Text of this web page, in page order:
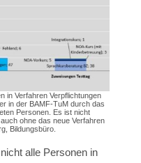
in Verfahren Verpflichtungen
in der BAMF-TuM durch das
Personen. Es ist nicht
ohne das neue Verfahren
Bildungsbüro.
alle Personen in